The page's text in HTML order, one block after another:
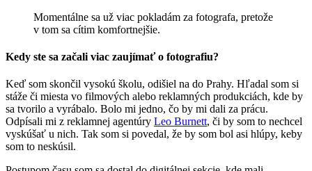
Momentálne sa už viac pokladám za fotografa, pretože
v tom sa cítim komfortnejšie.
Kedy ste sa začali viac zaujímať o fotografiu?
Keď som skončil vysokú školu, odišiel na do Prahy. Hľadal som si
stáže či miesta vo filmových alebo reklamných produkciách, kde by
sa tvorilo a vyrábalo. Bolo mi jedno, čo by mi dali za prácu.
Odpísali mi z reklamnej agentúry Leo Burnett, či by som to nechcel
vyskúšať u nich. Tak som si povedal, že by som bol asi hlúpy, keby
som to neskúsil.